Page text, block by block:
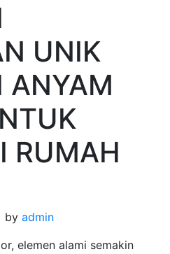
UNIK
ANYAM
RUMAH
by admin
elemen alami semakin